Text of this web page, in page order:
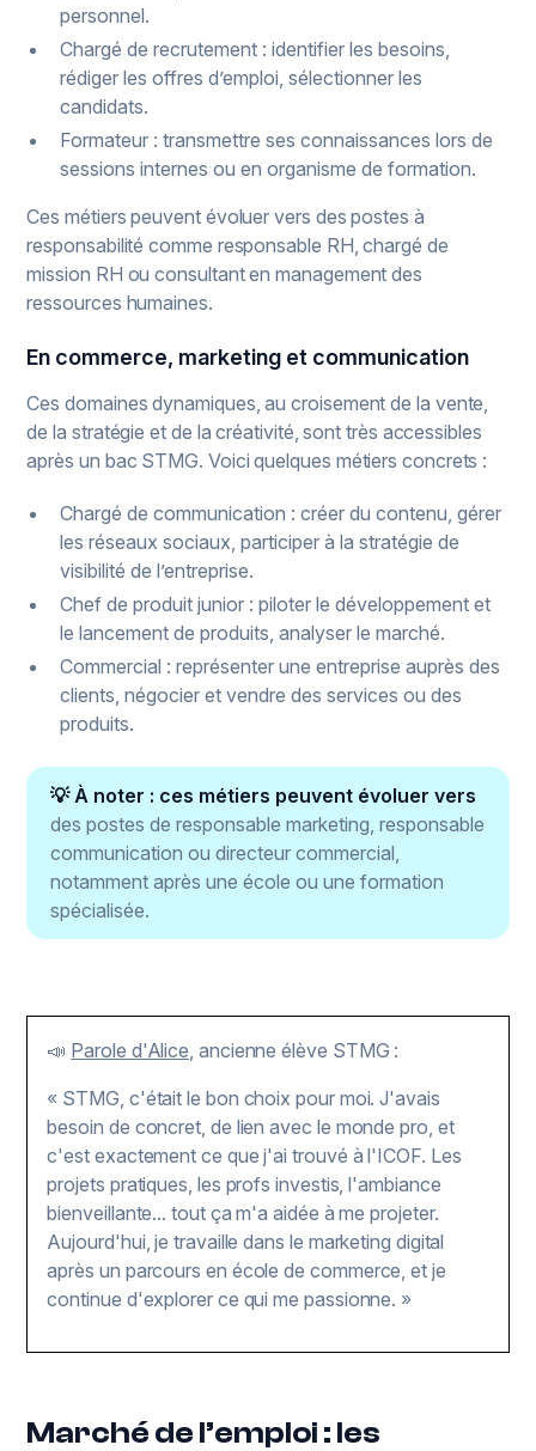
personnel.
Chargé de recrutement : identifier les besoins,
rédiger les offres d’emploi, sélectionner les
candidats.
Formateur : transmettre ses connaissances lors de
sessions internes ou en organisme de formation.
Ces métiers peuvent évoluer vers des postes à
responsabilité comme responsable RH, chargé de
mission RH ou consultant en management des
ressources humaines.
En commerce, marketing et communication
Ces domaines dynamiques, au croisement de la vente,
de la stratégie et de la créativité, sont très accessibles
après un bac STMG. Voici quelques métiers concrets :
Chargé de communication : créer du contenu, gérer
les réseaux sociaux, participer à la stratégie de
visibilité de l’entreprise.
Chef de produit junior : piloter le développement et
le lancement de produits, analyser le marché.
Commercial : représenter une entreprise auprès des
clients, négocier et vendre des services ou des
produits.
💡 À noter : ces métiers peuvent évoluer vers
des postes de responsable marketing, responsable
communication ou directeur commercial,
notamment après une école ou une formation
spécialisée.
📣 Parole d'Alice , ancienne élève STMG :
« STMG, c'était le bon choix pour moi. J'avais
besoin de concret, de lien avec le monde pro, et
c'est exactement ce que j'ai trouvé à l'ICOF. Les
projets pratiques, les profs investis, l'ambiance
bienveillante... tout ça m'a aidée à me projeter.
Aujourd'hui, je travaille dans le marketing digital
après un parcours en école de commerce, et je
continue d'explorer ce qui me passionne. »
Marché de l’emploi : les